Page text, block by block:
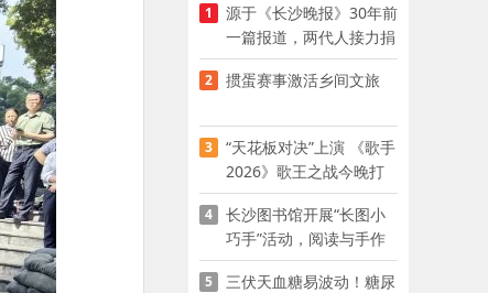
1
源于《长沙晚报》30年前
一篇报道，两代人接力捐
资助学
2 掼蛋赛事激活乡间文旅
3
“天花板对决”上演 《歌手
2026》歌王之战今晚打
响
4
长沙图书馆开展“长图小
巧手”活动，阅读与手作
赋能少儿暑期成长
5
三伏天血糖易波动！糖尿